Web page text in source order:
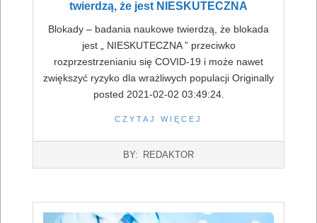
twierdzą, że jest NIESKUTECZNA
Blokady – badania naukowe twierdzą, że blokada
jest „ NIESKUTECZNA ” przeciwko
rozprzestrzenianiu się COVID-19 i może nawet
zwiększyć ryzyko dla wrażliwych populacji Originally
posted 2021-02-02 03:49:24.
CZYTAJ WIĘCEJ
BY: REDAKTOR